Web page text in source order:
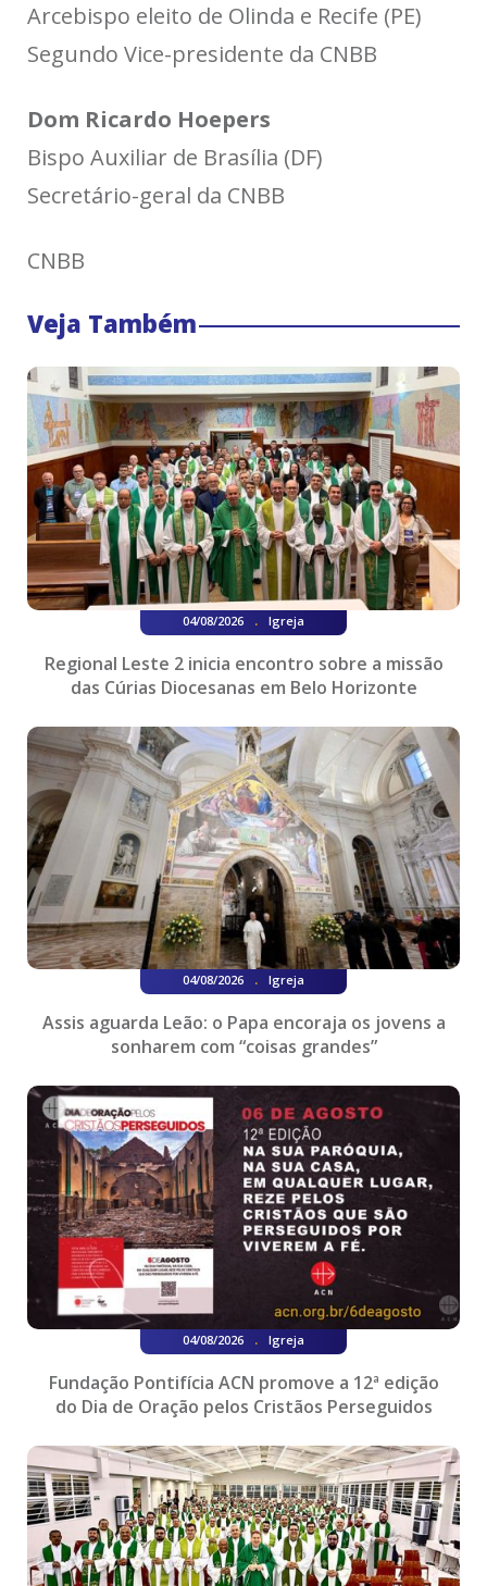
Arcebispo eleito de Olinda e Recife (PE)
Segundo Vice-presidente da CNBB
Dom Ricardo Hoepers
Bispo Auxiliar de Brasília (DF)
Secretário-geral da CNBB
CNBB
Veja Também
04/08/2026 . Igreja
Regional Leste 2 inicia encontro sobre a missão
das Cúrias Diocesanas em Belo Horizonte
04/08/2026 . Igreja
Assis aguarda Leão: o Papa encoraja os jovens a
sonharem com “coisas grandes”
04/08/2026 . Igreja
Fundação Pontifícia ACN promove a 12ª edição
do Dia de Oração pelos Cristãos Perseguidos